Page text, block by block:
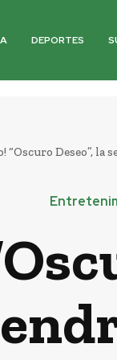
DEPORTES
“Oscuro Deseo”,